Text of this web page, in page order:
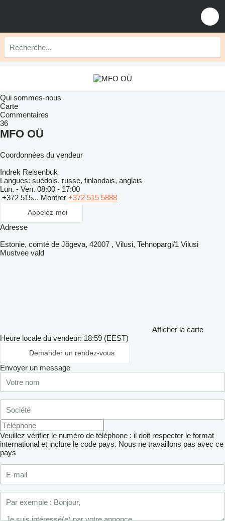
Qui sommes-nous
Carte
Commentaires
36
MFO OÜ
Coordonnées du vendeur
Indrek Reisenbuk
Langues: suédois, russe, finlandais, anglais
Lun. - Ven. 08:00 - 17:00
+372 515... Montrer +372 515 5888
Appelez-moi
Adresse
Estonie, comté de Jõgeva, 42007 , Vilusi, Tehnopargi/1 Vilusi
Mustvee vald
Afficher la carte
Heure locale du vendeur: 18:59 (EEST)
Demander un rendez-vous
Envoyer un message
Veuillez vérifier le numéro de téléphone : il doit respecter le format
international et inclure le code pays. Nous ne travaillons pas avec ce
pays